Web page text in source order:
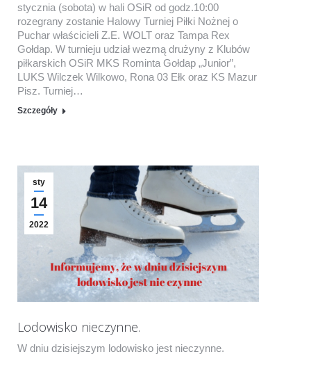
stycznia (sobota) w hali OSiR od godz.10:00
rozegrany zostanie Halowy Turniej Piłki Nożnej o
Puchar właścicieli Z.E. WOLT oraz Tampa Rex
Gołdap. W turnieju udział wezmą drużyny z Klubów
piłkarskich OSiR MKS Rominta Gołdap „Junior”,
LUKS Wilczek Wilkowo, Rona 03 Ełk oraz KS Mazur
Pisz. Turniej…
Szczegóły
sty
14
2022
Lodowisko nieczynne.
W dniu dzisiejszym lodowisko jest nieczynne.